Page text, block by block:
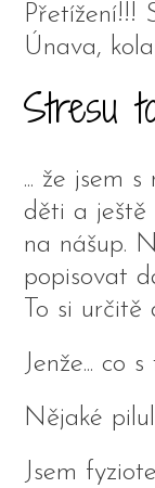
Přetížení!!!
Únava,
Stresu
... že jsem
děti a ještě
na nášup.
popisovat
To si určitě
Jenže... co
Nějaké
Jsem